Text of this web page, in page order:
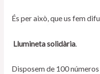
És per això, que us fem
Llumineta solidària.
Disposem de 100